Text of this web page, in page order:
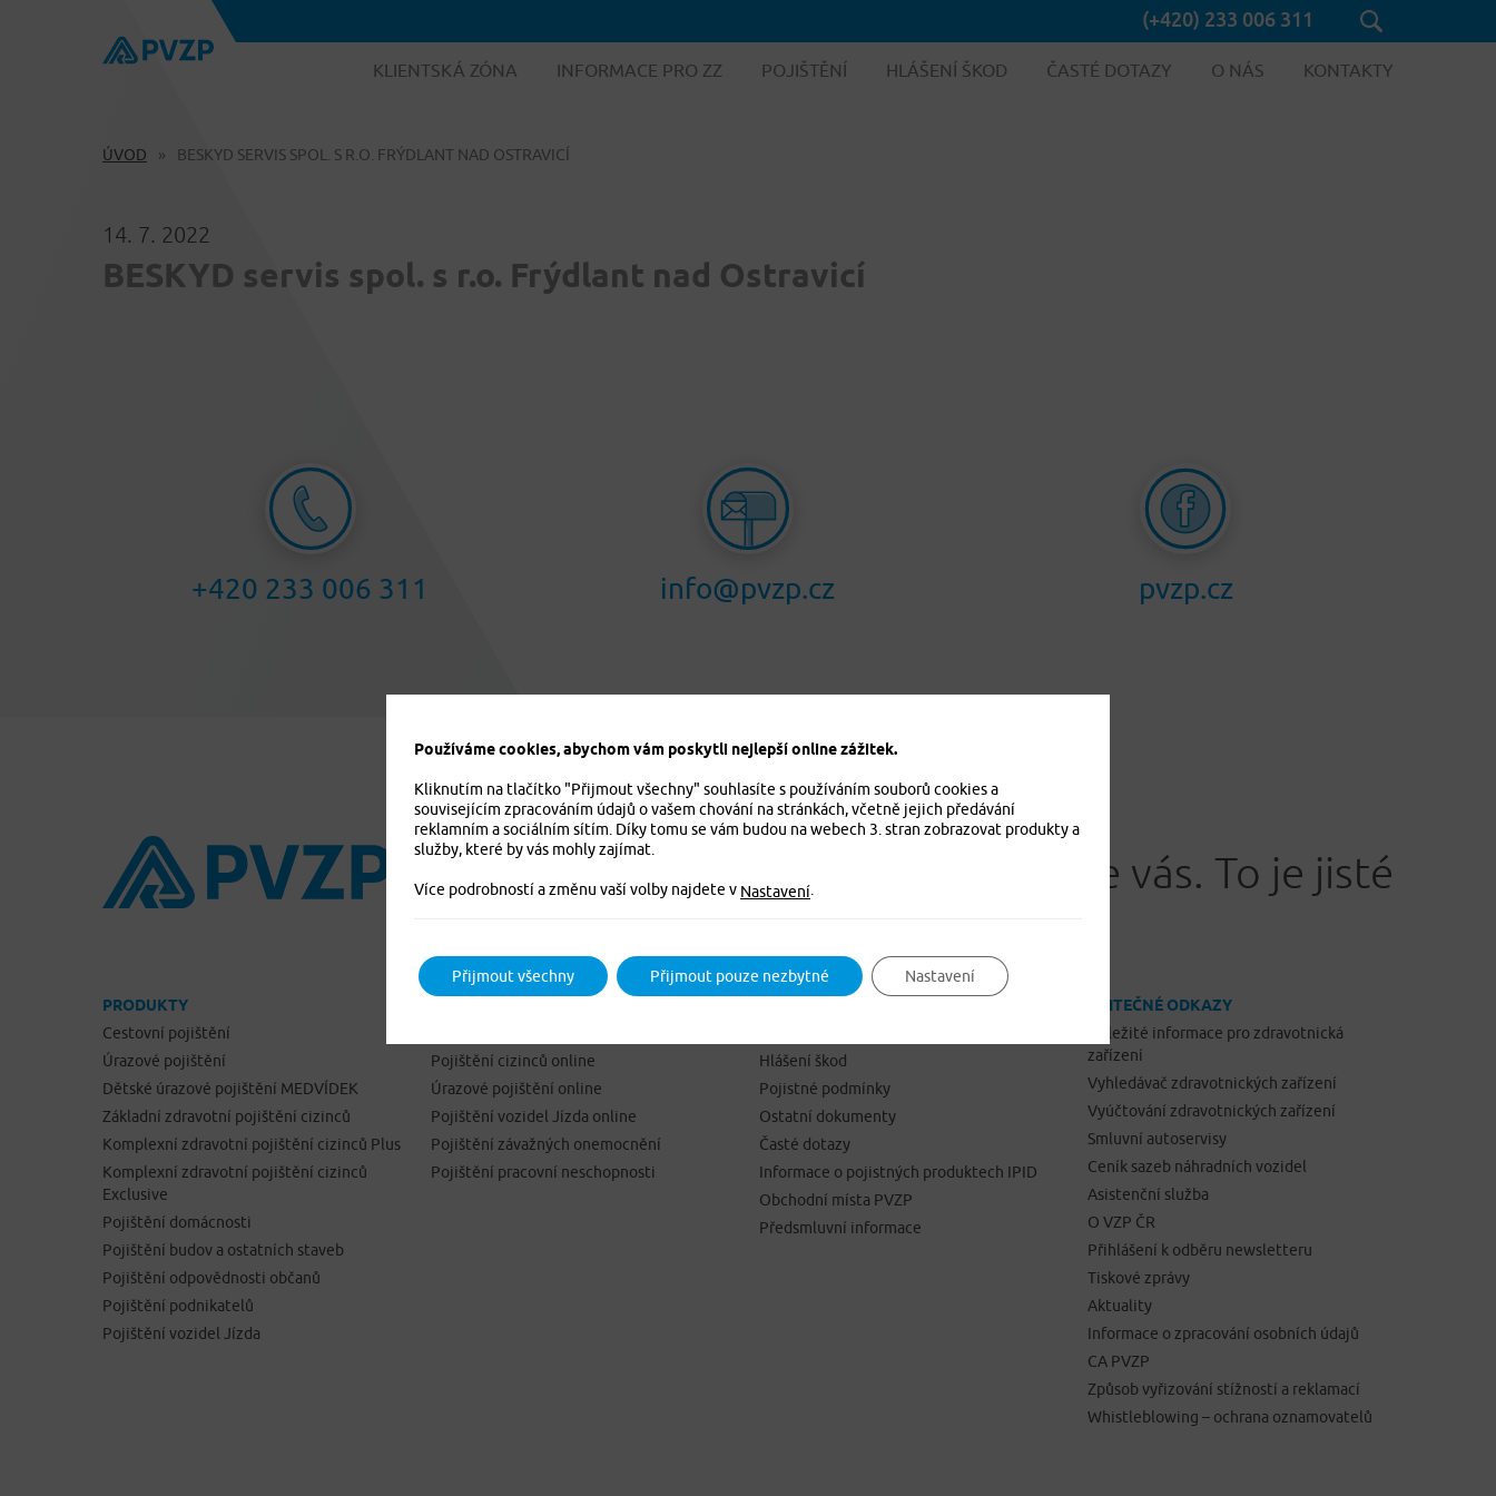
(+420) 233 006 311
KLIENTSKÁ ZÓNA INFORMACE PRO ZZ POJIŠTĚNÍ HLÁŠENÍ ŠKOD ČASTÉ DOTAZY O NÁS KONTAKTY
ÚVOD BESKYD SERVIS SPOL. S R.O. FRÝDLANT NAD OSTRAVICÍ
14. 7. 2022
BESKYD servis spol. s r.o. Frýdlant nad Ostravicí
+420 233 006 311 info@pvzp.cz pvzp.cz
Jistíme vás. To je jisté
PRODUKTY
Cestovní pojištění
Úrazové pojištění
Dětské úrazové pojištění MEDVÍDEK
Základní zdravotní pojištění cizinců
Komplexní zdravotní pojištění cizinců Plus
Komplexní zdravotní pojištění cizinců
Exclusive
Pojištění domácnosti
Pojištění budov a ostatních staveb
Pojištění odpovědnosti občanů
Pojištění podnikatelů
Pojištění vozidel Jízda
Pojištění cizinců online
Úrazové pojištění online
Pojištění vozidel Jízda online
Pojištění závažných onemocnění
Pojištění pracovní neschopnosti
Hlášení škod
Pojistné podmínky
Ostatní dokumenty
Časté dotazy
Informace o pojistných produktech IPID
Obchodní místa PVZP
Předsmluvní informace
UŽITEČNÉ ODKAZY
Důležité informace pro zdravotnická
zařízení
Vyhledávač zdravotnických zařízení
Vyúčtování zdravotnických zařízení
Smluvní autoservisy
Ceník sazeb náhradních vozidel
Asistenční služba
O VZP ČR
Přihlášení k odběru newsletteru
Tiskové zprávy
Aktuality
Informace o zpracování osobních údajů
CA PVZP
Způsob vyřizování stížností a reklamací
Whistleblowing – ochrana oznamovatelů
Používáme cookies, abychom vám poskytli nejlepší online zážitek.
Kliknutím na tlačítko "Přijmout všechny" souhlasíte s používáním souborů cookies a
souvisejícím zpracováním údajů o vašem chování na stránkách, včetně jejich předávání
reklamním a sociálním sítím. Díky tomu se vám budou na webech 3. stran zobrazovat produkty a
služby, které by vás mohly zajímat.
Více podrobností a změnu vaší volby najdete v Nastavení.
Přijmout všechny Přijmout pouze nezbytné Nastavení